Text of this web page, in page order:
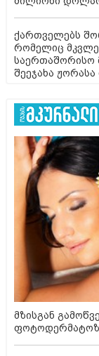
ქართველებს
რომელიც
საერთაშორისო
შეეჯახა
მზისგან